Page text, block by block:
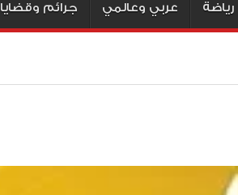
رياضة عربي وعالمي جرائم وقضايا